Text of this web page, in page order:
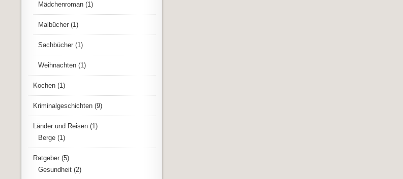
Mädchenroman (1)
Malbücher (1)
Sachbücher (1)
Weihnachten (1)
Kochen (1)
Kriminalgeschichten (9)
Länder und Reisen (1)
Berge (1)
Ratgeber (5)
Gesundheit (2)